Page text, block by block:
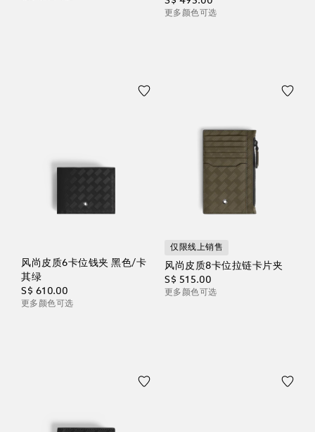
更多颜色可选
风尚皮质6卡位钱夹 黑色/卡
其绿
S$ 610.00
更多颜色可选
仅限线上销售
风尚皮质8卡位拉链卡片夹
S$ 515.00
更多颜色可选